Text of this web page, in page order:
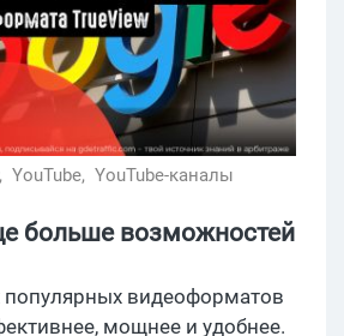
YouTube, YouTube-каналы
больше возможностей
видеоформатов
мощнее и удобнее.